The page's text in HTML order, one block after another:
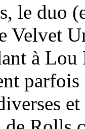
le
Velvet
à